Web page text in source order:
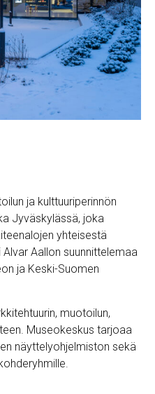
ja kulttuuriperinnön
Jyväskylässä, joka
yhteisestä
Aallon suunnittelemaa
ja Keski-Suomen
muotoilun,
Museokeskus tarjoaa
näyttelyohjelmiston sekä